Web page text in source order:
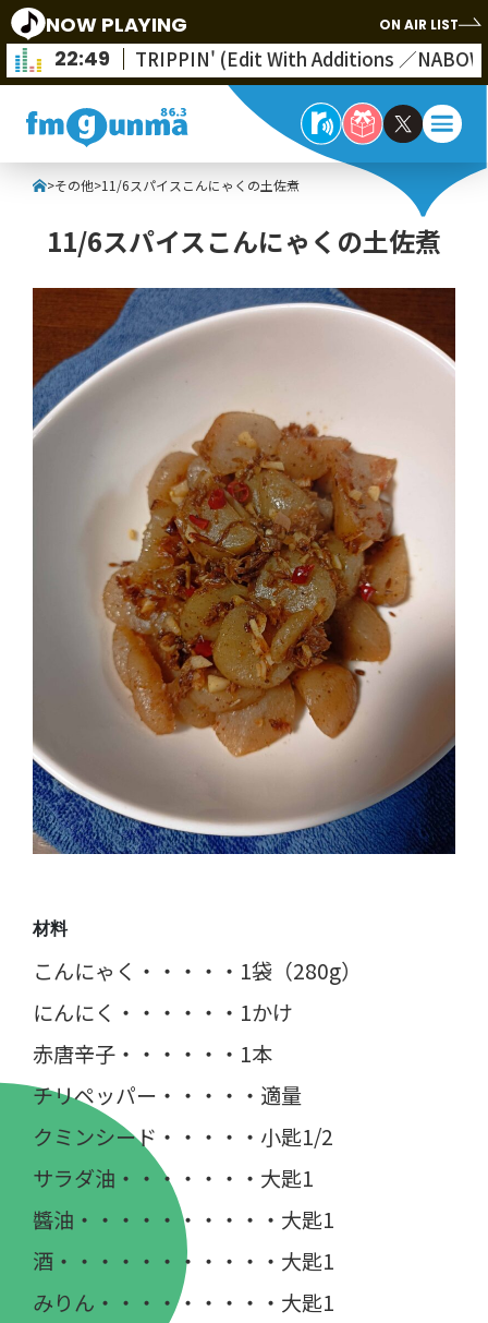
NOW PLAYING ON AIR LIST
22:49 TRIPPIN' (Edit With Additions ／
>その他>11/6スパイスこんにゃくの土佐煮
11/6スパイスこんにゃくの土佐煮
材料
こんにゃく・・・・・1袋（280g）
にんにく・・・・・・1かけ
赤唐辛子・・・・・・1本
チリペッパー・・・・・適量
クミンシード・・・・・小匙1/2
サラダ油・・・・・・・大匙1
醬油・・・・・・・・・・大匙1
酒・・・・・・・・・・・大匙1
みりん・・・・・・・・・大匙1